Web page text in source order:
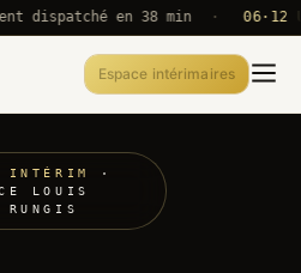
dispatché en 38 min · 06·12 UTC
Espace intérimaires
INTÉRIM
·
LOUIS